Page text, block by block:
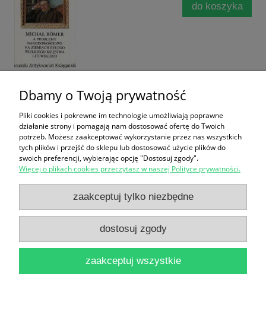
do koszyka
Między Kamieńcem i Archangielskiem : Dwa
pamiętniki powstańców z 1863 / Zygmunt
Starorypiński, Konstanty Borowski
16,90 zł
do koszyka
Dbamy o Twoją prywatność
Pliki cookies i pokrewne im technologie umożliwiają poprawne
działanie strony i pomagają nam dostosować ofertę do Twoich
potrzeb. Możesz zaakceptować wykorzystanie przez nas wszystkich
tych plików i przejść do sklepu lub dostosować użycie plików do
swoich preferencji, wybierając opcję "Dostosuj zgody".
Więcej o plikach cookies przeczytasz w naszej Polityce prywatności.
zaakceptuj tylko niezbędne
dostosuj zgody
zaakceptuj wszystkie